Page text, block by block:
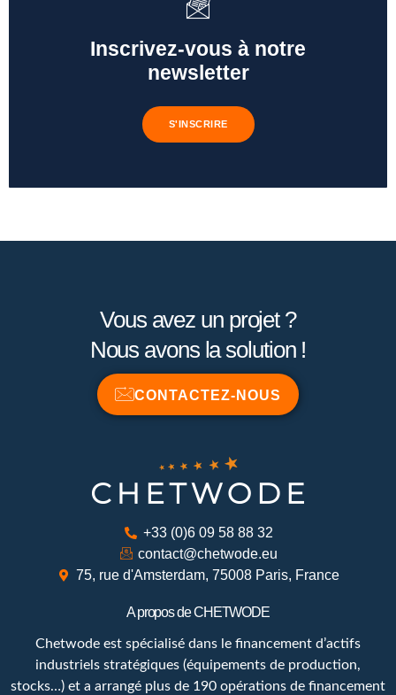
Inscrivez-vous à notre
newsletter
S'INSCRIRE
Vous avez un projet ?
Nous avons la solution !
CONTACTEZ-NOUS
+33 (0)6 09 58 88 32
contact@chetwode.eu
75, rue d'Amsterdam, 75008 Paris, France
A propos de CHETWODE
Chetwode est spécialisé dans le financement d’actifs
industriels stratégiques (équipements de production,
stocks…) et a arrangé plus de 190 opérations de financement